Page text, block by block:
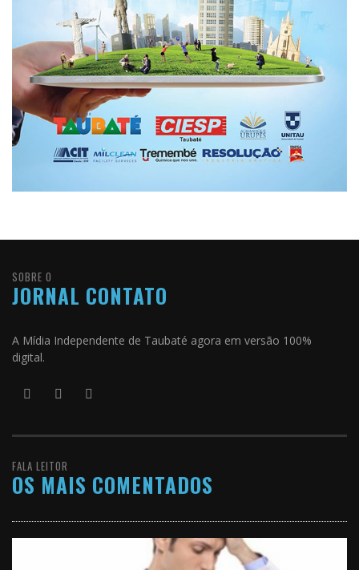
SOBRE O
JORNAL CONTATO
A Mídia Independente de Taubaté agora em versão 100%
digital.
FALA LEITOR
OS MAIS COMENTADOS